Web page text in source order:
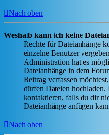
Nach oben
Weshalb kann ich keine
Rechte für Dateianhänge
einzelne Benutzer
Administration hat es
Dateianhänge in dem
Beitrag verfassen
dürfen Dateien
kontaktieren, falls du dir
Dateianhänge anfügen
Nach oben